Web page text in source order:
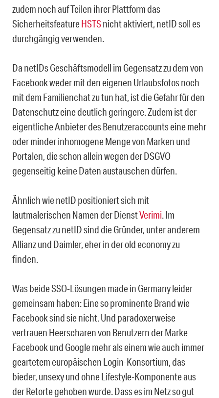
zudem noch auf Teilen ihrer Plattform das
SicherheitsfeatureHSTSnicht aktiviert, netID soll es
durchgängig verwenden.
Da netIDs Geschäftsmodell im Gegensatz zu dem von
Facebook weder mit den eigenen Urlaubsfotos noch
mit dem Familienchat zu tun hat, ist die Gefahr für den
Datenschutz eine deutlich geringere. Zudem ist der
eigentliche Anbieter des Benutzeraccounts eine mehr
oder minder inhomogene Menge von Marken und
Portalen, die schon allein wegen der DSGVO
gegenseitig keine Daten austauschen dürfen.
Ähnlich wie netID positioniert sich mit
lautmalerischen Namen der DienstVerimi. Im
Gegensatz zu netID sind die Gründer, unter anderem
Allianz und Daimler, eher in der old economy zu
finden.
Was beide SSO-Lösungen made in Germany leider
gemeinsam haben: Eine so prominente Brand wie
Facebook sind sie nicht. Und paradoxerweise
vertrauen Heerscharen von Benutzern der Marke
Facebook und Google mehr als einem wie auch immer
geartetem europäischen Login-Konsortium, das
bieder, unsexy und ohne Lifestyle-Komponente aus
der Retorte gehoben wurde. Dass es im Netz so gut